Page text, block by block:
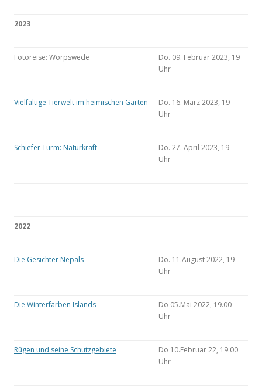
2023
Fotoreise: Worpswede
Do. 09. Februar 2023, 19
Uhr
Vielfältige Tierwelt im heimischen Garten
Do. 16. März 2023, 19
Uhr
Schiefer Turm: Naturkraft
Do. 27. April 2023, 19
Uhr
2022
Die Gesichter Nepals
Do. 11.August 2022, 19
Uhr
Die Winterfarben Islands
Do 05.Mai 2022, 19.00
Uhr
Rügen und seine Schutzgebiete
Do 10.Februar 22, 19.00
Uhr